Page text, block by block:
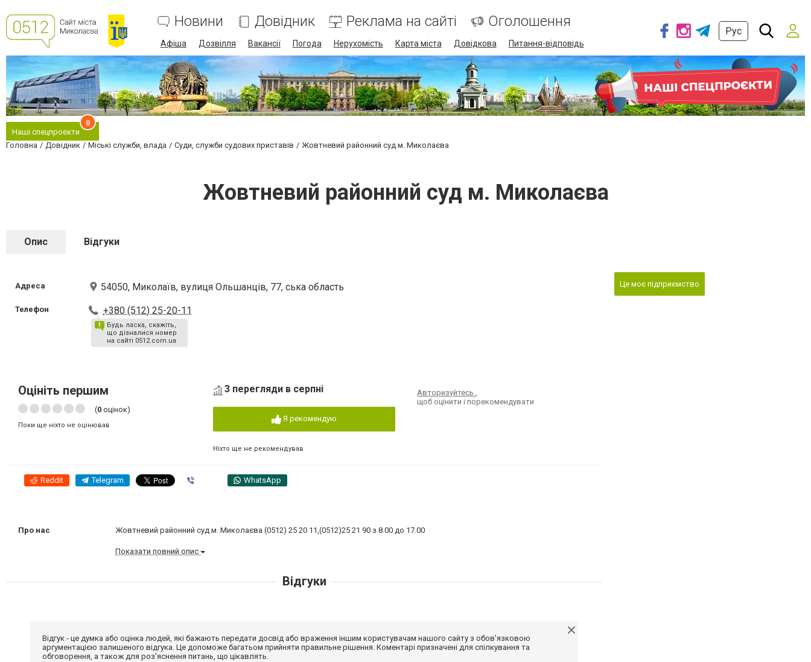
Новини Довідник Реклама на сайті Оголошення
Афіша Дозвілля Вакансії Погода Нерухомість Карта міста Довідкова Питання-відповідь
Рус
Наші спецпроєкти
8
Головна Довідник Міські служби, влада Суди, служби судових приставів Жовтневий районний суд м. Миколаєва
Жовтневий районний суд м. Миколаєва
Опис Відгуки
Адреса 54050, Миколаїв, вулиця Ольшанців, 77, ська область
Телефон +380 (512) 25-20-11
Будь ласка, скажіть,
що дізналися номер
на сайті 0512.com.ua
Оцініть першим
(0 оцінок)
Поки ще ніхто не оцінював
3 перегляди в серпні
Я рекомендую
Ніхто ще не рекомендував
Авторизуйтесь,
щоб оцінити і порекомендувати
Reddit Telegram WhatsApp
Про нас Жовтневий районний суд м. Миколаєва (0512) 25 20 11,(0512)25 21 90 з 8.00 до 17.00
Показати повний опис
Це моє підприємство
Відгуки
Відгук - це думка або оцінка людей, які бажають передати досвід або враження іншим користувачам нашого сайту з обов'язковою
аргументацією залишеного відгука. Це допоможе багатьом прийняти правильне рішення. Коментарі призначені для спілкування та
обговорення, а також для роз'яснення питань, що цікавлять.